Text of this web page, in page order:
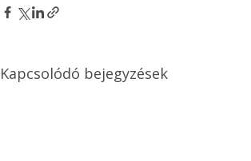
Kapcsolódó bejegyzések